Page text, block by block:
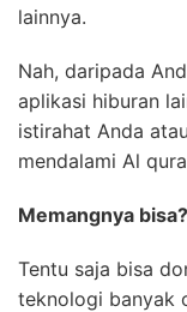
lainnya.
Nah, daripada
aplikasi hiburan
istirahat Anda
mendalami Al
Memangnya bisa?
Tentu saja bisa
teknologi banyak